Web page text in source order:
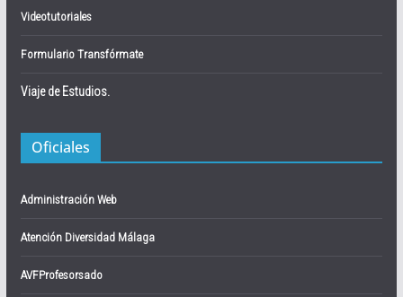
Videotutoriales
Formulario Transfórmate
Viaje de Estudios.
Oficiales
Administración Web
Atención Diversidad Málaga
AVFProfesorsado